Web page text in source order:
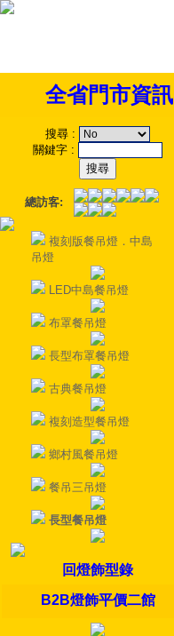
全省門市資訊
搜尋 :
關鍵字 :
總訪客:
複刻版餐吊燈．中島
吊燈
LED中島餐吊燈
布罩餐吊燈
長型布罩餐吊燈
古典餐吊燈
複刻造型餐吊燈
鄉村風餐吊燈
餐吊三吊燈
長型餐吊燈
回燈飾型錄
B2B燈飾平價二館